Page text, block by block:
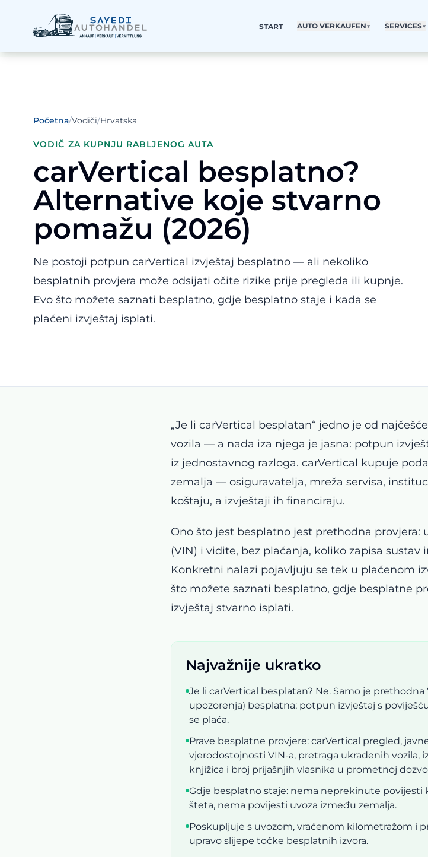
START AUTO VERKAUFEN▼ SERVICES▼
Početna/Vodiči/Hrvatska
VODIČ ZA KUPNJU RABLJENOG AUTA
carVertical besplatno?
Alternative koje stvarno
pomažu (2026)
Ne postoji potpun carVertical izvještaj besplatno — ali nekoliko
besplatnih provjera može odsijati očite rizike prije pregleda ili kupnje.
Evo što možete saznati besplatno, gdje besplatno staje i kada se
plaćeni izvještaj isplati.
„Je li carVertical besplatan“ jedno je od
vozila — a nada iza njega je jasna: potpun
iz jednostavnog razloga. carVertical kupuje
zemalja — osiguravatelja, mreža servisa,
koštaju, a izvještaji ih financiraju.
Ono što jest besplatno jest prethodna provjera:
(VIN) i vidite, bez plaćanja, koliko zapisa
Konkretni nalazi pojavljuju se tek u plaćenom
što možete saznati besplatno, gdje besplatne
izvještaj stvarno isplati.
Najvažnije ukratko
Je li carVertical besplatan? Ne. Samo je
upozorenja) besplatna; potpun izvještaj s
se plaća.
Prave besplatne provjere: carVertical pregled,
vjerodostojnosti VIN-a, pretraga ukradenih vozila,
knjižica i broj prijašnjih vlasnika u prometnoj
Gdje besplatno staje: nema neprekinute
šteta, nema povijesti uvoza između zemalja.
Poskupljuje s uvozom, vraćenom kilometražom i
upravo slijepe točke besplatnih izvora.